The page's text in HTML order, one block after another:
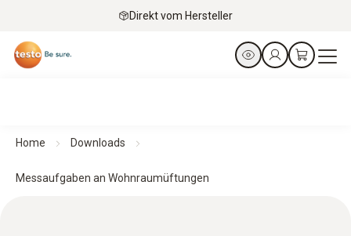
Direkt vom Hersteller
Home Downloads
Messaufgaben an Wohnraumüftungen